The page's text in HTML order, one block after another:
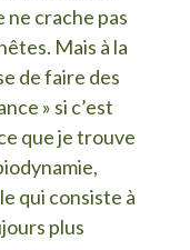
ne crache pas
Mais à la
de faire des
» si c’est
que je trouve
qui consiste à
plus